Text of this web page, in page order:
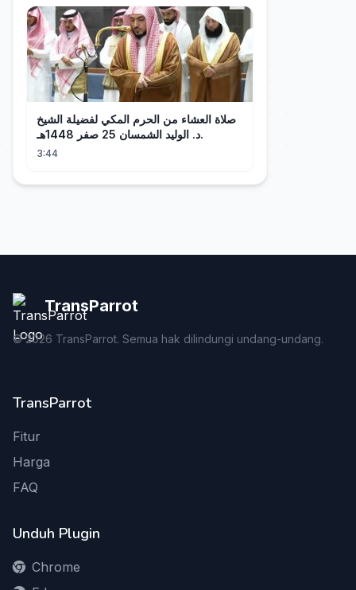
صلاة العشاء من الحرم المكي لفضيلة الشيخ
د. الوليد الشمسان 25 صفر 1448هـ.
3:44
TransParrot
©2026 TransParrot. Semua hak dilindungi undang-undang.
TransParrot
Fitur
Harga
FAQ
Unduh Plugin
Chrome